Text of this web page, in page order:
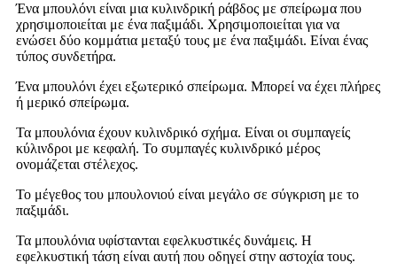
Ένα μπουλόνι είναι μια κυλινδρική ράβδος με σπείρωμα που
χρησιμοποιείται με ένα παξιμάδι. Χρησιμοποιείται για να
ενώσει δύο κομμάτια μεταξύ τους με ένα παξιμάδι. Είναι ένας
τύπος συνδετήρα.
Ένα μπουλόνι έχει εξωτερικό σπείρωμα. Μπορεί να έχει πλήρες
ή μερικό σπείρωμα.
Τα μπουλόνια έχουν κυλινδρικό σχήμα. Είναι οι συμπαγείς
κύλινδροι με κεφαλή. Το συμπαγές κυλινδρικό μέρος
ονομάζεται στέλεχος.
Το μέγεθος του μπουλονιού είναι μεγάλο σε σύγκριση με το
παξιμάδι.
Τα μπουλόνια υφίστανται εφελκυστικές δυνάμεις. Η
εφελκυστική τάση είναι αυτή που οδηγεί στην αστοχία τους.